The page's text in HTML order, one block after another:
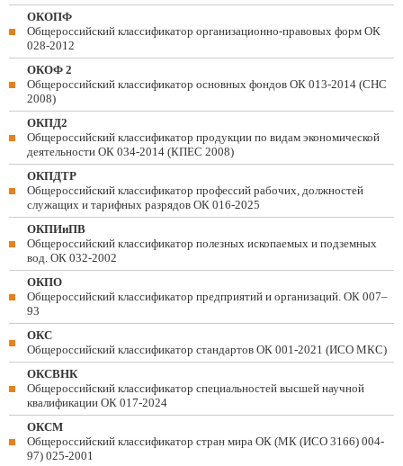
ОКОПФ
Общероссийский классификатор организационно-правовых форм ОК
028-2012
ОКОФ 2
Общероссийский классификатор основных фондов ОК 013-2014 (СНС
2008)
ОКПД2
Общероссийский классификатор продукции по видам экономической
деятельности ОК 034-2014 (КПЕС 2008)
ОКПДТР
Общероссийский классификатор профессий рабочих, должностей
служащих и тарифных разрядов ОК 016-2025
ОКПИиПВ
Общероссийский классификатор полезных ископаемых и подземных
вод. ОК 032-2002
ОКПО
Общероссийский классификатор предприятий и организаций. ОК 007–
93
ОКС
Общероссийский классификатор стандартов ОК 001-2021 (ИСО МКС)
ОКСВНК
Общероссийский классификатор специальностей высшей научной
квалификации ОК 017-2024
ОКСМ
Общероссийский классификатор стран мира ОК (МК (ИСО 3166) 004-
97) 025-2001